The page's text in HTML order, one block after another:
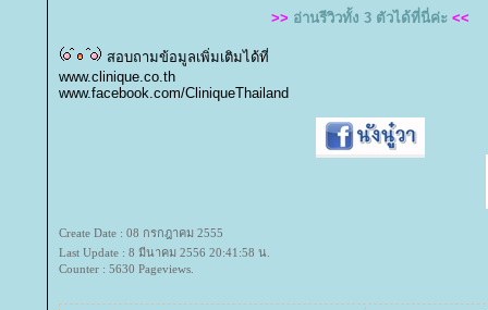
>> อ่านรีวิวทั้ง 3 ตัวได้ที่นี่ค่ะ<<
สอบถามข้อมูลเพิ่มเติมได้ที่
www.clinique.co.th
www.facebook.com/CliniqueThailand
Create Date : 08 กรกฎาคม 2555
Last Update : 8 มีนาคม 2556 20:41:58 น.
Counter : 5630 Pageviews.